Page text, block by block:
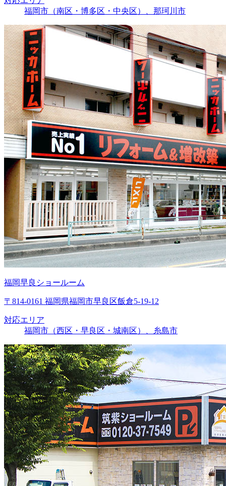
福岡市（南区・博多区・中央区）、那珂川市
福岡早良ショールーム
〒814-0161 福岡県福岡市早良区飯倉5-19-12
対応エリア
福岡市（西区・早良区・城南区）、糸島市